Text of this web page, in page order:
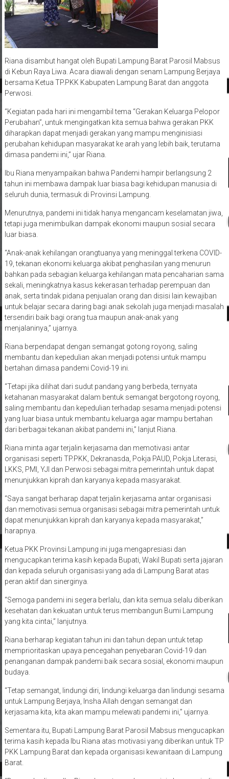
Riana disambut hangat oleh Bupati Lampung Barat Parosil Mabsus
di Kebun Raya Liwa. Acara diawali dengan senam Lampung Berjaya
bersama Ketua TP.PKK Kabupaten Lampung Barat dan anggota
Perwosi.
“Kegiatan pada hari ini mengambil tema “Gerakan Keluarga Pelopor
Perubahan”, untuk mengingatkan kita semua bahwa gerakan PKK
diharapkan dapat menjadi gerakan yang mampu menginisiasi
perubahan kehidupan masyarakat ke arah yang lebih baik, terutama
dimasa pandemi ini,” ujar Riana.
Ibu Riana menyampaikan bahwa Pandemi hampir berlangsung 2
tahun ini membawa dampak luar biasa bagi kehidupan manusia di
seluruh dunia, termasuk di Provinsi Lampung.
Menurutnya, pandemi ini tidak hanya mengancam keselamatan jiwa,
tetapi juga menimbulkan dampak ekonomi maupun sosial secara
luar biasa.
“Anak-anak kehilangan orangtuanya yang meninggal terkena COVID-
19, tekanan ekonomi keluarga akibat penghasilan yang menurun
bahkan pada sebagian keluarga kehilangan mata pencaharian sama
sekali, meningkatnya kasus kekerasan terhadap perempuan dan
anak, serta tindak pidana penjualan orang dan disisi lain kewajiban
untuk belajar secara daring bagi anak sekolah juga menjadi masalah
tersendiri baik bagi orang tua maupun anak-anak yang
menjalaninya,” ujarnya.
Riana berpendapat dengan semangat gotong royong, saling
membantu dan kepedulian akan menjadi potensi untuk mampu
bertahan dimasa pandemi Covid-19 ini.
“Tetapi jika dilihat dari sudut pandang yang berbeda, ternyata
ketahanan masyarakat dalam bentuk semangat bergotong royong,
saling membantu dan kepedulian terhadap sesama menjadi potensi
yang luar biasa untuk membantu keluarga agar mampu bertahan
dari berbagai tekanan akibat pandemi ini,” lanjut Riana.
Riana minta agar terjalin kerjasama dan memotivasi antar
organisasi seperti TP.PKK, Dekranasda, Pokja PAUD, Pokja Literasi,
LKKS, PMI, YJI dan Perwosi sebagai mitra pemerintah untuk dapat
menunjukkan kiprah dan karyanya kepada masyarakat.
“Saya sangat berharap dapat terjalin kerjasama antar organisasi
dan memotivasi semua organisasi sebagai mitra pemerintah untuk
dapat menunjukkan kiprah dan karyanya kepada masyarakat,”
harapnya.
Ketua PKK Provinsi Lampung ini juga mengapresiasi dan
mengucapkan terima kasih kepada Bupati, Wakil Bupati serta jajaran
dan kepada seluruh organisasi yang ada di Lampung Barat atas
peran aktif dan sinerginya.
“Semoga pandemi ini segera berlalu, dan kita semua selalu diberikan
kesehatan dan kekuatan untuk terus membangun Bumi Lampung
yang kita cintai,” lanjutnya.
Riana berharap kegiatan tahun ini dan tahun depan untuk tetap
memprioritaskan upaya pencegahan penyebaran Covid-19 dan
penanganan dampak pandemi baik secara sosial, ekonomi maupun
budaya.
“Tetap semangat, lindungi diri, lindungi keluarga dan lindungi sesama
untuk Lampung Berjaya, Insha Allah dengan semangat dan
kerjasama kita, kita akan mampu melewati pandemi ini,” ujarnya.
Sementara itu, Bupati Lampung Barat Parosil Mabsus mengucapkan
terima kasih kepada Ibu Riana atas motivasi yang diberikan untuk TP
PKK Lampung Barat dan kepada organisasi kewanitaan di Lampung
Barat.